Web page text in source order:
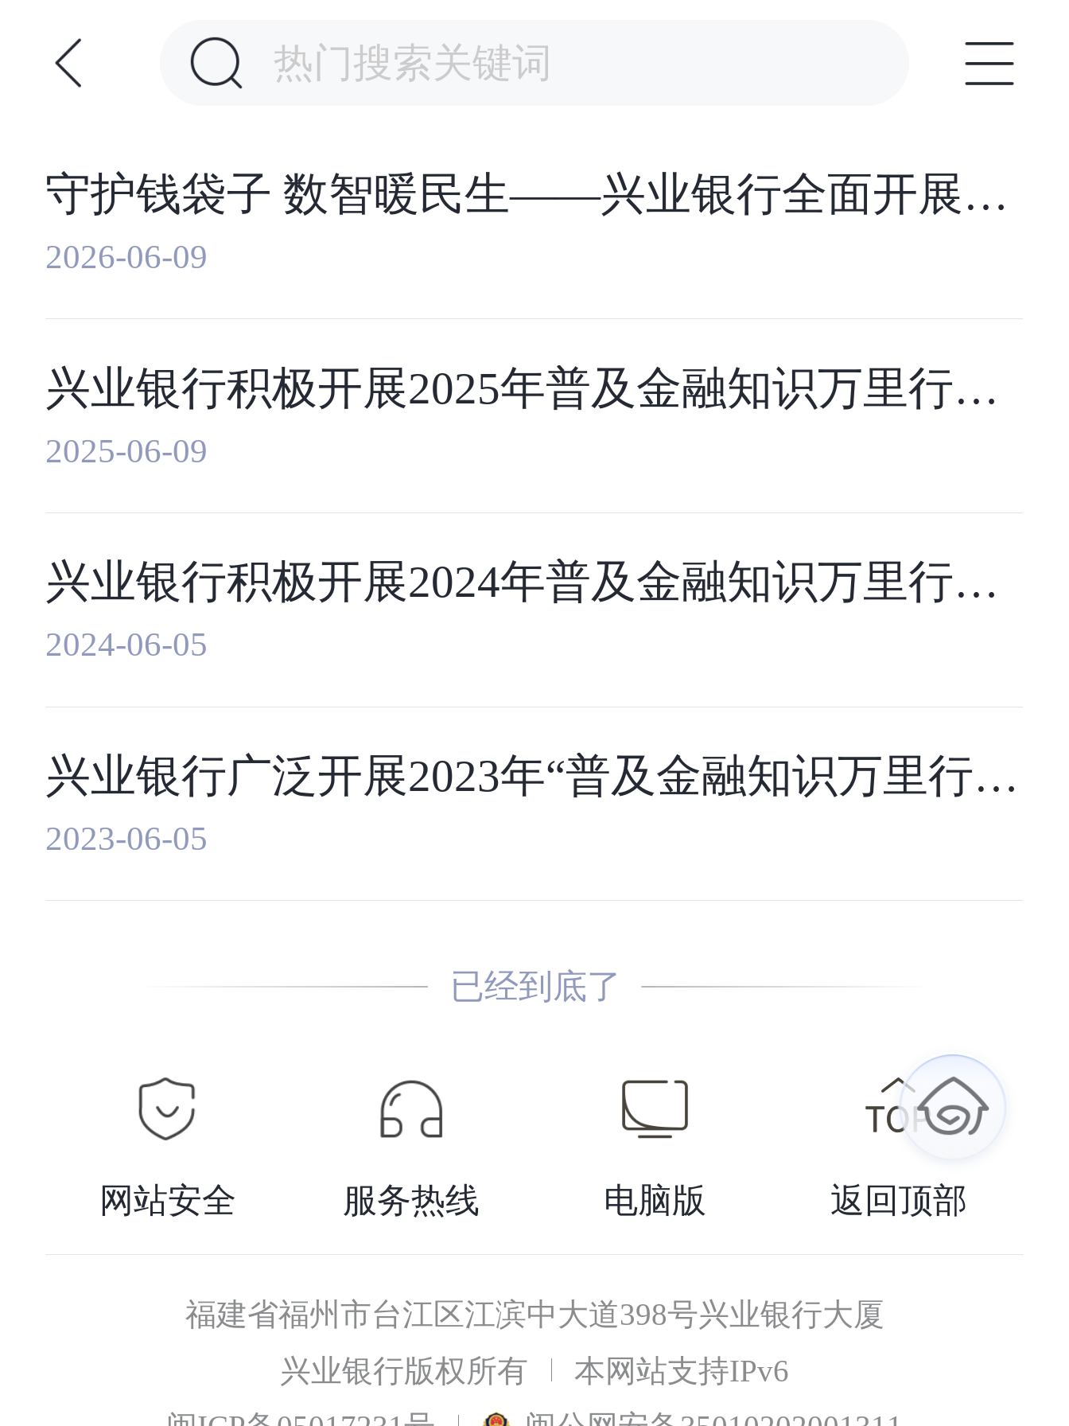
守护钱袋子 数智暖民生——兴业银行全面开展2026年普及金融知识万里行活动
2026-06-09
兴业银行积极开展2025年普及金融知识万里行活动
2025-06-09
兴业银行积极开展2024年普及金融知识万里行活动
2024-06-05
兴业银行广泛开展2023年“普及金融知识万里行”活动
2023-06-05
已经到底了
网站安全 服务热线 电脑版 返回顶部
福建省福州市台江区江滨中大道398号兴业银行大厦
兴业银行版权所有
本网站支持IPv6